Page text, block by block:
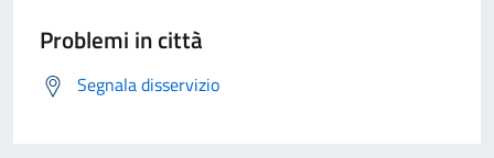
Problemi in città
Segnala disservizio